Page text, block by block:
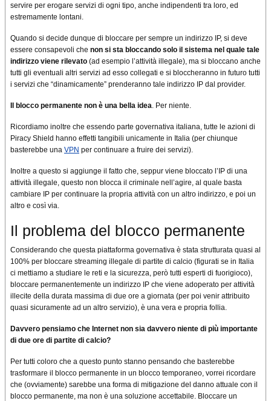
servire per erogare servizi di ogni tipo, anche indipendenti tra loro, ed
estremamente lontani.
Quando si decide dunque di bloccare per sempre un indirizzo IP, si deve
essere consapevoli che non si sta bloccando solo il sistema nel quale tale
indirizzo viene rilevato (ad esempio l’attività illegale), ma si bloccano anche
tutti gli eventuali altri servizi ad esso collegati e si bloccheranno in futuro tutti
i servizi che “dinamicamente” prenderanno tale indirizzo IP dal provider.
Il blocco permanente non è una bella idea . Per niente.
Ricordiamo inoltre che essendo parte governativa italiana, tutte le azioni di
Piracy Shield hanno effetti tangibili unicamente in Italia (per chiunque
basterebbe una VPN per continuare a fruire dei servizi).
Inoltre a questo si aggiunge il fatto che, seppur viene bloccato l’IP di una
attività illegale, questo non blocca il criminale nell’agire, al quale basta
cambiare IP per continuare la propria attività con un altro indirizzo, e poi un
altro e così via.
Il problema del blocco permanente
Considerando che questa piattaforma governativa è stata strutturata quasi al
100% per bloccare streaming illegale di partite di calcio (figurati se in Italia
ci mettiamo a studiare le reti e la sicurezza, però tutti esperti di fuorigioco),
bloccare permanentemente un indirizzo IP che viene adoperato per attività
illecite della durata massima di due ore a giornata (per poi venir attribuito
quasi sicuramente ad un altro servizio), è una vera e propria follia.
Davvero pensiamo che Internet non sia davvero niente di più importante
di due ore di partite di calcio?
Per tutti coloro che a questo punto stanno pensando che basterebbe
trasformare il blocco permanente in un blocco temporaneo, vorrei ricordare
che (ovviamente) sarebbe una forma di mitigazione del danno attuale con il
blocco permanente, ma non è una soluzione accettabile. Bloccare un